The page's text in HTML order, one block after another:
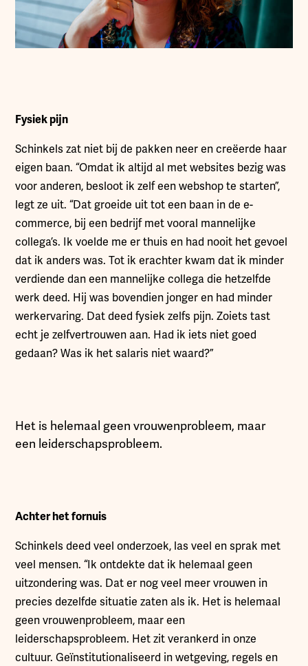
Fysiek pijn
Schinkels zat niet bij de pakken neer en creëerde haar
eigen baan. “Omdat ik altijd al met websites bezig was
voor anderen, besloot ik zelf een webshop te starten”,
legt ze uit. “Dat groeide uit tot een baan in de e-
commerce, bij een bedrijf met vooral mannelijke
collega’s. Ik voelde me er thuis en had nooit het gevoel
dat ik anders was. Tot ik erachter kwam dat ik minder
verdiende dan een mannelijke collega die hetzelfde
werk deed. Hij was bovendien jonger en had minder
werkervaring. Dat deed fysiek zelfs pijn. Zoiets tast
echt je zelfvertrouwen aan. Had ik iets niet goed
gedaan? Was ik het salaris niet waard?”
Het is helemaal geen vrouwenprobleem, maar
een leiderschapsprobleem.
Achter het fornuis
Schinkels deed veel onderzoek, las veel en sprak met
veel mensen. “Ik ontdekte dat ik helemaal geen
uitzondering was. Dat er nog veel meer vrouwen in
precies dezelfde situatie zaten als ik. Het is helemaal
geen vrouwenprobleem, maar een
leiderschapsprobleem. Het zit verankerd in onze
cultuur. Geïnstitutionaliseerd in wetgeving, regels en